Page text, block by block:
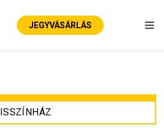
JEGYVÁSÁRLÁS